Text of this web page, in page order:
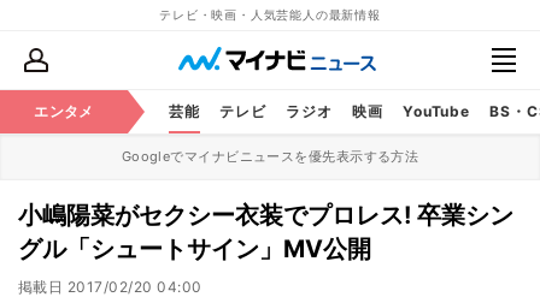
テレビ・映画・人気芸能人の最新情報
エンタメ 芸能 テレビ ラジオ 映画 YouTube BS・
Googleでマイナビニュースを優先表示する方法
小嶋陽菜がセクシー衣装でプロレス! 卒業シン
グル「シュートサイン」MV公開
掲載日 2017/02/20 04:00